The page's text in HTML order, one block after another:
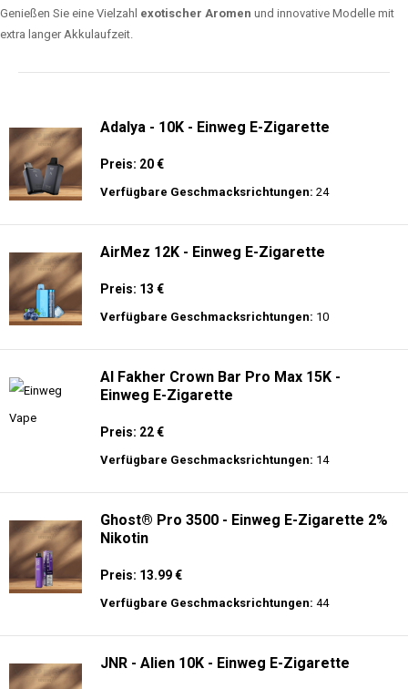
Genießen Sie eine Vielzahl exotischer Aromen und innovative Modelle mit
extra langer Akkulaufzeit.
Adalya - 10K - Einweg E-Zigarette
Preis: 20 €
Verfügbare Geschmacksrichtungen: 24
AirMez 12K - Einweg E-Zigarette
Preis: 13 €
Verfügbare Geschmacksrichtungen: 10
Al Fakher Crown Bar Pro Max 15K -
Einweg E-Zigarette
Preis: 22 €
Verfügbare Geschmacksrichtungen: 14
Ghost® Pro 3500 - Einweg E-Zigarette 2%
Nikotin
Preis: 13.99 €
Verfügbare Geschmacksrichtungen: 44
JNR - Alien 10K - Einweg E-Zigarette